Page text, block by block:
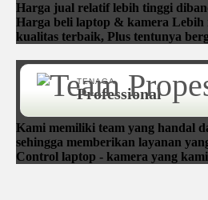
Harga jual relatif lebih tinggi
Harga beli laptop & kamera Lebih
kualitas terbaik, Plus tentunya
TENAGA
Professional
Kami memiliki team yang handal
sehingga memberikan layanan
Control laptop - kamera yang